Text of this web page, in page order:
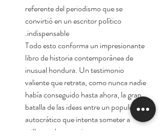
referente del periodismo que se
convirtió en un escritor político
indispensable.
Todo esto conforma un impresionante
libro de historia contemporánea de
inusual hondura. Un testimonio
valiente que retrata, como nunca nadie
había conseguido hasta ahora, la gran
batalla de las ideas entre un populismo
autocrático que intenta someter a
millones de argentinos y un